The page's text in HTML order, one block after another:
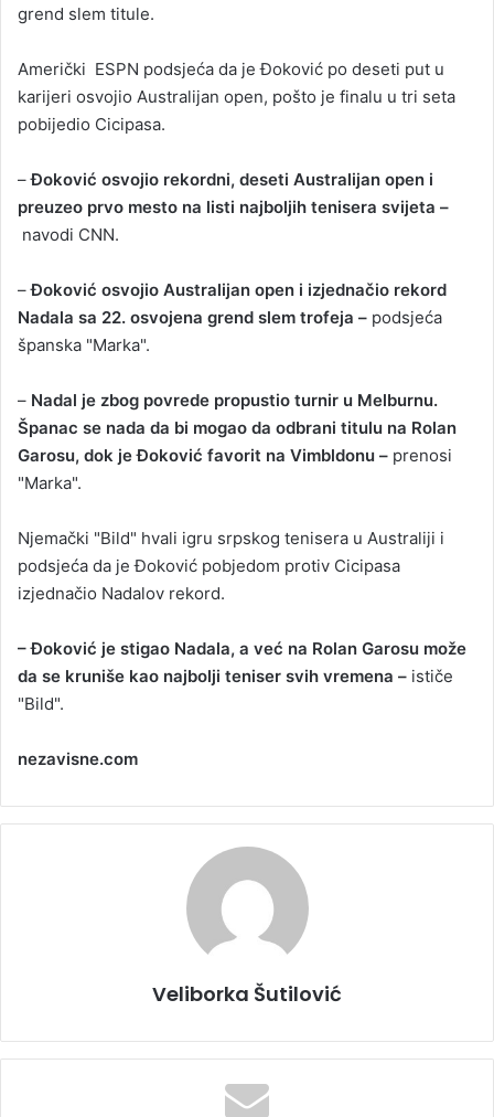
grend slem titule.
Američki ESPN podsjeća da je Đoković po deseti put u
karijeri osvojio Australijan open, pošto je finalu u tri seta
pobijedio Cicipasa.
–Đoković osvojio rekordni, deseti Australijan open i
preuzeo prvo mesto na listi najboljih tenisera svijeta –
navodi CNN.
–Đoković osvojio Australijan open i izjednačio rekord
Nadala sa 22. osvojena grend slem trofeja – podsjeća
španska "Marka".
– Nadal je zbog povrede propustio turnir u Melburnu.
Španac se nada da bi mogao da odbrani titulu na Rolan
Garosu, dok je Đoković favorit na Vimbldonu – prenosi
"Marka".
Njemački "Bild" hvali igru srpskog tenisera u Australiji i
podsjeća da je Đoković pobjedom protiv Cicipasa
izjednačio Nadalov rekord.
– Đoković je stigao Nadala, a već na Rolan Garosu može
da se kruniše kao najbolji teniser svih vremena – ističe
"Bild".
nezavisne.com
Veliborka Šutilović